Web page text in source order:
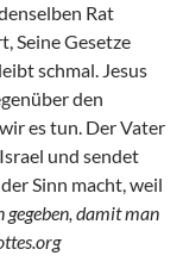
Rat
Seine Gesetze
schmal. Jesus
den
es tun. Der Vater
und sendet
Sinn macht, weil
gegeben, damit man